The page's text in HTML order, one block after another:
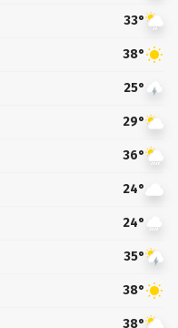
33°
38°
25°
29°
36°
24°
24°
35°
38°
38°